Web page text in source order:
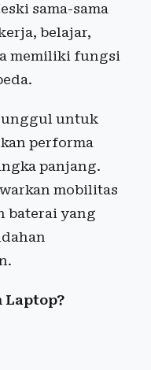
sama-sama
belajar,
memiliki fungsi
unggul untuk
performa
panjang.
mobilitas
baterai yang
Laptop?